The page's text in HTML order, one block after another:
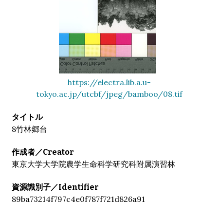
タイトル
8竹林郷台
作成者／Creator
東京大学大学院農学生命科学研究科附属演習林
資源識別子／Identifier
89ba73214f797c4e0f787f721d826a91
https://electra.lib.a.u-
tokyo.ac.jp/utcbf/jpeg/bamboo/08.tif